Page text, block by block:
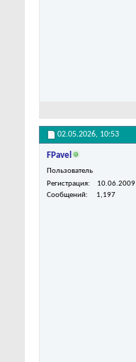
02.05.2026, 10:53
FPavel
Пользователь
Регистрация
10.06.2009
Сообщений
1,197